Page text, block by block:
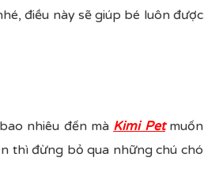
điều này sẽ giúp bé luôn được
nhiêu đến mà Kimi Petmuốn
thì đừng bỏ qua những chú chó